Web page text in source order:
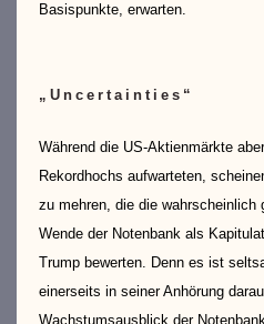
Basispunkte, erwarten.
„Uncertainties“
Während die US-Aktienmärkte
Rekordhochs aufwarteten,
zu mehren, die die wahrscheinlich
Wende der Notenbank als
Trump bewerten. Denn es ist
einerseits in seiner Anhörung
Wachstumsausblick der